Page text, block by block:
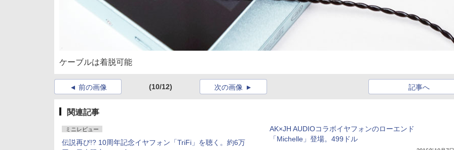
ケーブルは着脱可能
前の画像 (10/12) 記事へ
次の画像
関連記事
ミニレビュー
伝説再び!? 10周年記念イヤフォン「TriFi」を聴く。約6万
AK×JH AUDIOコラボイヤフォンのローエンド
「Michelle」登場。499ドル